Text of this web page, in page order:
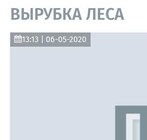
ВЫРУБКА ЛЕСА
13:13 | 06-05-2020